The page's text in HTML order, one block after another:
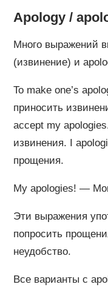
Apology /
Много выражений
(извинение) и
To make one’s
приносить
accept my
извинения. I
прощения.
My apologies! —
Эти выражения
попросить
неудобство.
Все варианты c